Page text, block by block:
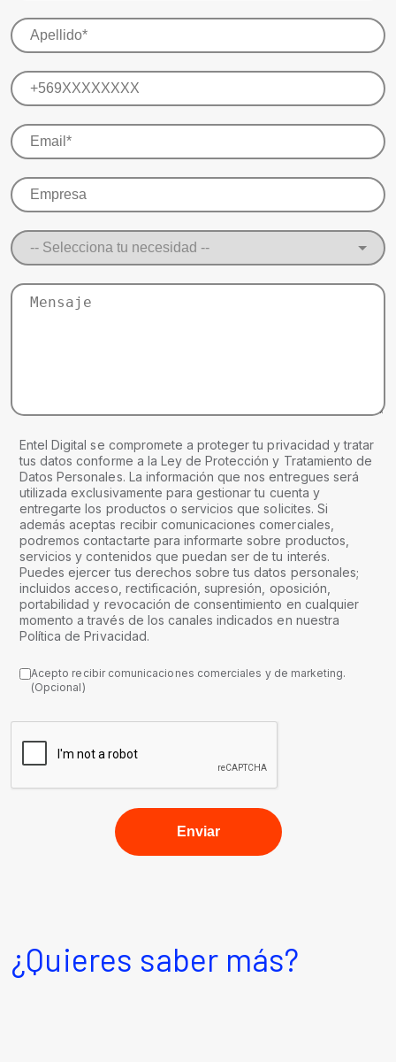
Entel Digital se compromete a proteger tu privacidad y tratar
tus datos conforme a la Ley de Protección y Tratamiento de
Datos Personales. La información que nos entregues será
utilizada exclusivamente para gestionar tu cuenta y
entregarte los productos o servicios que solicites. Si
además aceptas recibir comunicaciones comerciales,
podremos contactarte para informarte sobre productos,
servicios y contenidos que puedan ser de tu interés.
Puedes ejercer tus derechos sobre tus datos personales;
incluidos acceso, rectificación, supresión, oposición,
portabilidad y revocación de consentimiento en cualquier
momento a través de los canales indicados en nuestra
Política de Privacidad.
Acepto recibir comunicaciones comerciales y de marketing.
(Opcional)
¿Quieres saber más?